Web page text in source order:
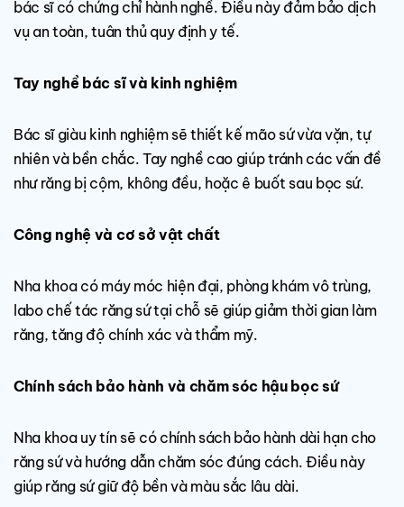
bác sĩ có chứng chỉ hành nghề. Điều này đảm bảo dịch
vụ an toàn, tuân thủ quy định y tế.
Tay nghề bác sĩ và kinh nghiệm
Bác sĩ giàu kinh nghiệm sẽ thiết kế mão sứ vừa vặn, tự
nhiên và bền chắc. Tay nghề cao giúp tránh các vấn đề
như răng bị cộm, không đều, hoặc ê buốt sau bọc sứ.
Công nghệ và cơ sở vật chất
Nha khoa có máy móc hiện đại, phòng khám vô trùng,
labo chế tác răng sứ tại chỗ sẽ giúp giảm thời gian làm
răng, tăng độ chính xác và thẩm mỹ.
Chính sách bảo hành và chăm sóc hậu bọc sứ
Nha khoa uy tín sẽ có chính sách bảo hành dài hạn cho
răng sứ và hướng dẫn chăm sóc đúng cách. Điều này
giúp răng sứ giữ độ bền và màu sắc lâu dài.